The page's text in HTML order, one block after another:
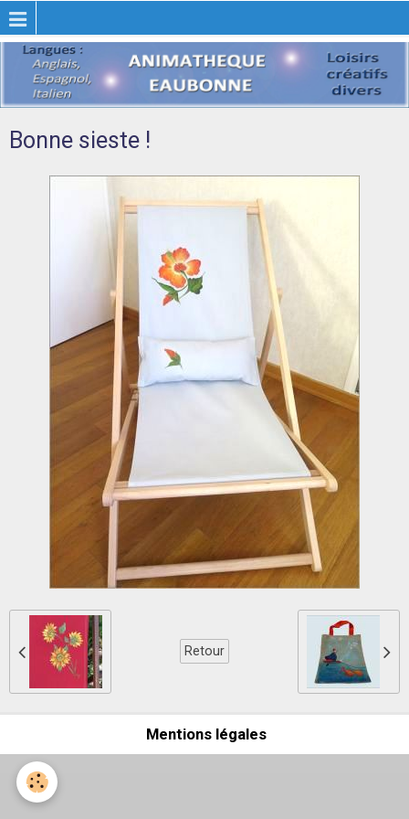
Bonne sieste !
Retour
Mentions légales